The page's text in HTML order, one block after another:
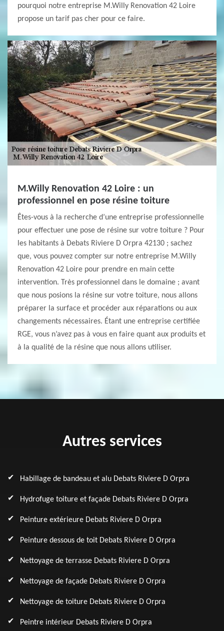
pourquoi notre entreprise M.Willy Renovation 42 Loire
propose un tarif pas cher pour ce faire.
M.Willy Renovation 42 Loire : un
professionnel en pose résine toiture
Êtes-vous à la recherche d’une entreprise professionnelle
pour effectuer une pose de résine sur votre toiture ? Pour
les habitants à Debats Riviere D Orpra 42130 ; sachez
que, vous pouvez compter sur notre entreprise M.Willy
Renovation 42 Loire pour prendre en main cette
intervention. Très professionnel dans le domaine ; avant
que nous posions la résine sur votre toiture, nous allons
préparer la surface et procéder aux réparations ou aux
changements nécessaires. Étant une entreprise certifiée
RGE, vous n’avez pas à vous en faire quant aux produits et
à la qualité de la résine que nous allons utiliser.
Autres services
Habillage de bandeau et alu Debats Riviere D Orpra
Hydrofuge toiture et façade Debats Riviere D Orpra
Peinture extérieure Debats Riviere D Orpra
Peinture dessous de toit Debats Riviere D Orpra
Nettoyage de terrasse Debats Riviere D Orpra
Nettoyage de façade Debats Riviere D Orpra
Nettoyage de toiture Debats Riviere D Orpra
Peintre intérieur Debats Riviere D Orpra